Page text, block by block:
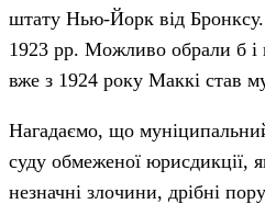
штату Нью-Йорк від
1923 рр. Можливо обрали б і
вже з 1924 року Маккі став
Нагадаємо, що
суду обмеженої юрисдикції,
незначні злочини, дрібні